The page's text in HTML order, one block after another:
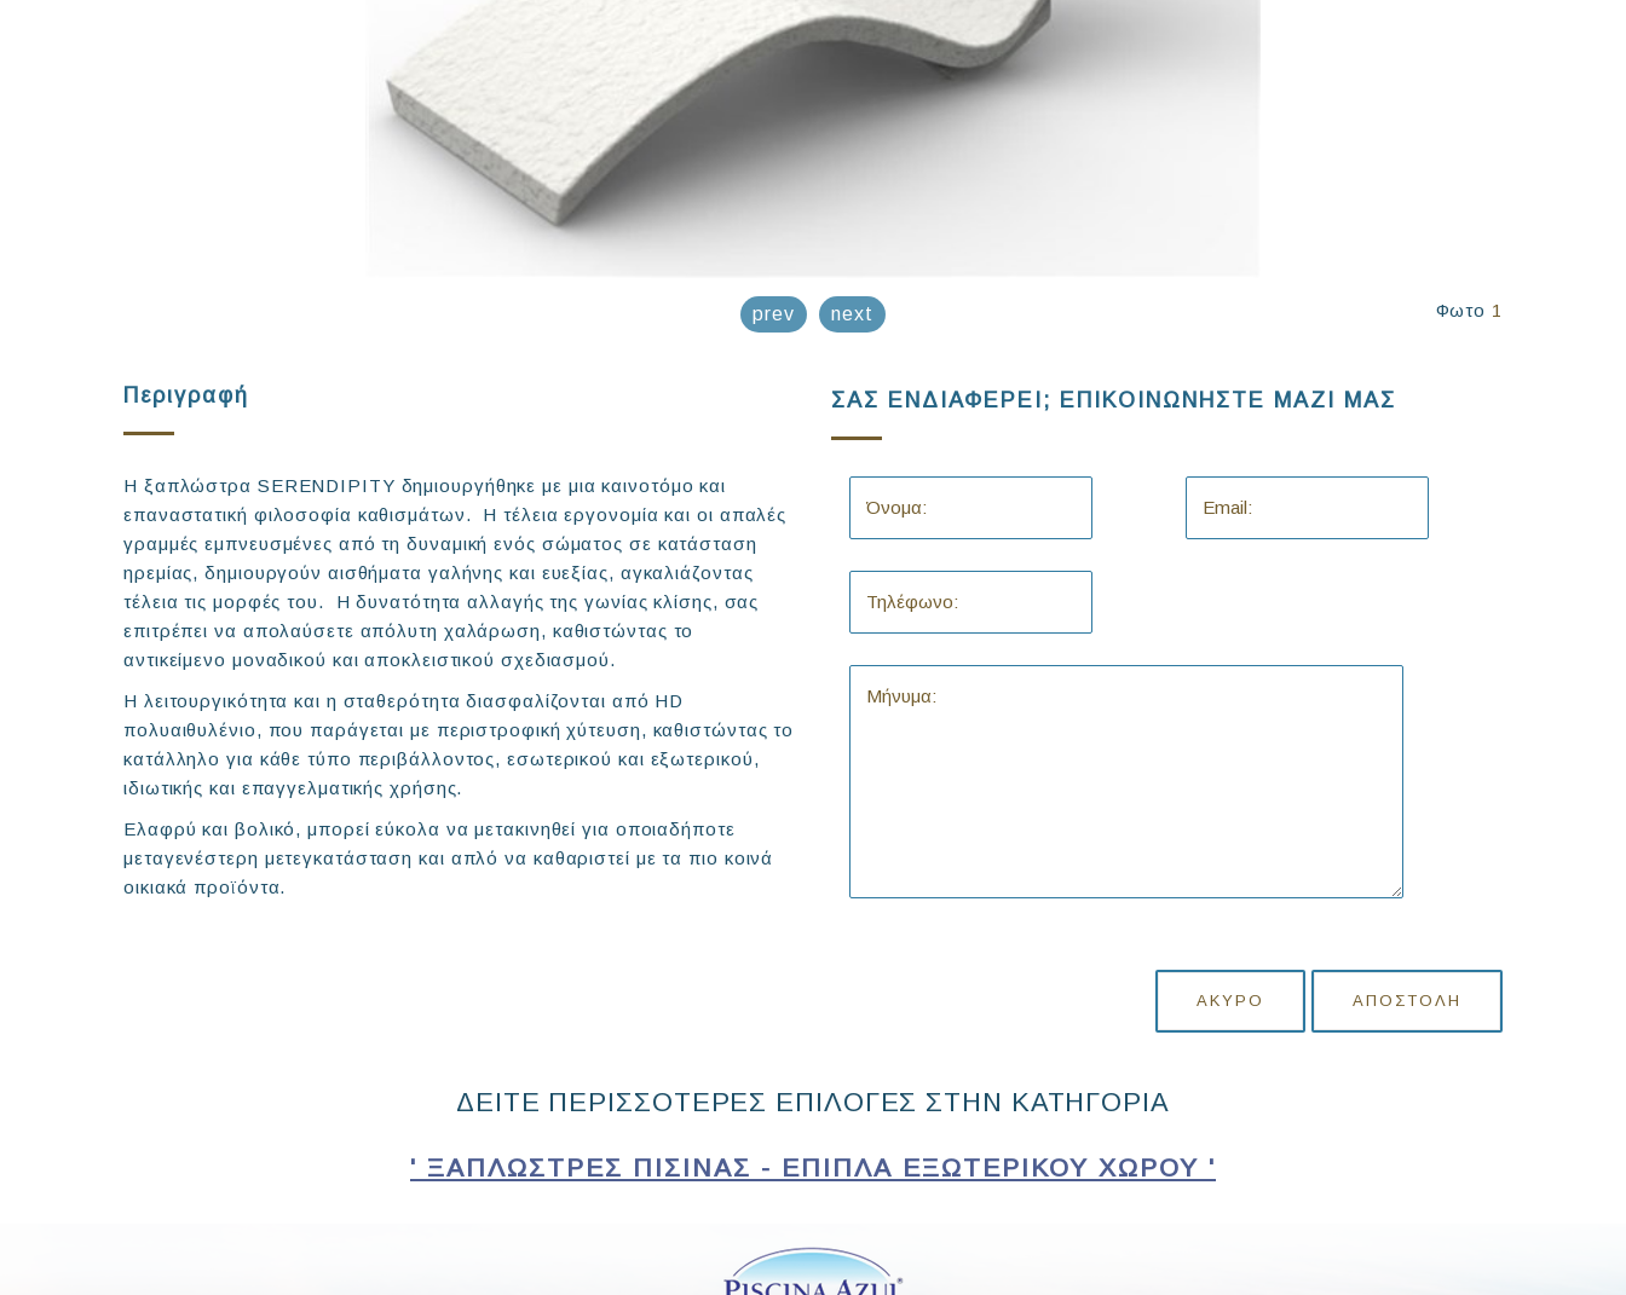
prev next Φωτο 1
Περιγραφή
Η ξαπλώστρα SERENDIPITY δημιουργήθηκε με μια καινοτόμο και
επαναστατική φιλοσοφία καθισμάτων. Η τέλεια εργονομία και οι απαλές
γραμμές εμπνευσμένες από τη δυναμική ενός σώματος σε κατάσταση
ηρεμίας, δημιουργούν αισθήματα γαλήνης και ευεξίας, αγκαλιάζοντας
τέλεια τις μορφές του. Η δυνατότητα αλλαγής της γωνίας κλίσης, σας
επιτρέπει να απολαύσετε απόλυτη χαλάρωση, καθιστώντας το
αντικείμενο μοναδικού και αποκλειστικού σχεδιασμού.
Η λειτουργικότητα και η σταθερότητα διασφαλίζονται από HD
πολυαιθυλένιο, που παράγεται με περιστροφική χύτευση, καθιστώντας το
κατάλληλο για κάθε τύπο περιβάλλοντος, εσωτερικού και εξωτερικού,
ιδιωτικής και επαγγελματικής χρήσης.
Ελαφρύ και βολικό, μπορεί εύκολα να μετακινηθεί για οποιαδήποτε
μεταγενέστερη μετεγκατάσταση και απλό να καθαριστεί με τα πιο κοινά
οικιακά προϊόντα.
ΣΑΣ ΕΝΔΙΑΦΕΡΕΙ; ΕΠΙΚΟΙΝΩΝΗΣΤΕ ΜΑΖΙ ΜΑΣ
ΆΚΥΡΟ ΑΠΟΣΤΟΛΉ
ΔΕΙΤΕ ΠΕΡΙΣΣΟΤΕΡΕΣ ΕΠΙΛΟΓΕΣ ΣΤΗΝ ΚΑΤΗΓΟΡΙΑ
' ΞΑΠΛΏΣΤΡΕΣ ΠΙΣΊΝΑΣ - ΈΠΙΠΛΑ ΕΞΩΤΕΡΙΚΟΎ ΧΏΡΟΥ '